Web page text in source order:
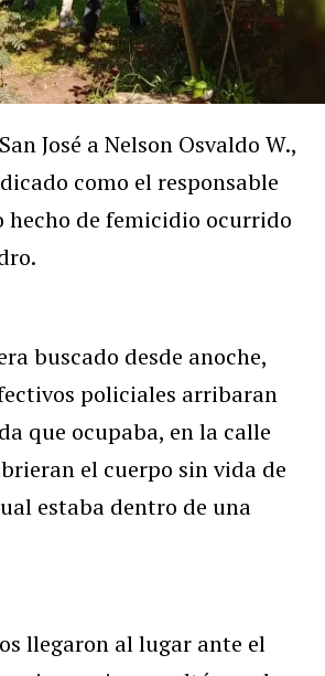
José a Nelson Osvaldo W.,
como el responsable
hecho de femicidio ocurrido
buscado desde anoche,
policiales arribaran
que ocupaba, en la calle
el cuerpo sin vida de
estaba dentro de una
llegaron al lugar ante el